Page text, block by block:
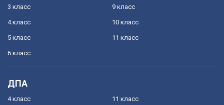
3 класс
4 класс
5 класс
6 класс
9 класс
10 класс
11 класс
ДПА
4 класс 11 класс